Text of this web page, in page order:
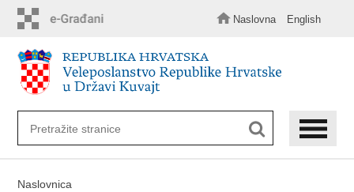
sadržaj
Naslovna English
Naslovnica